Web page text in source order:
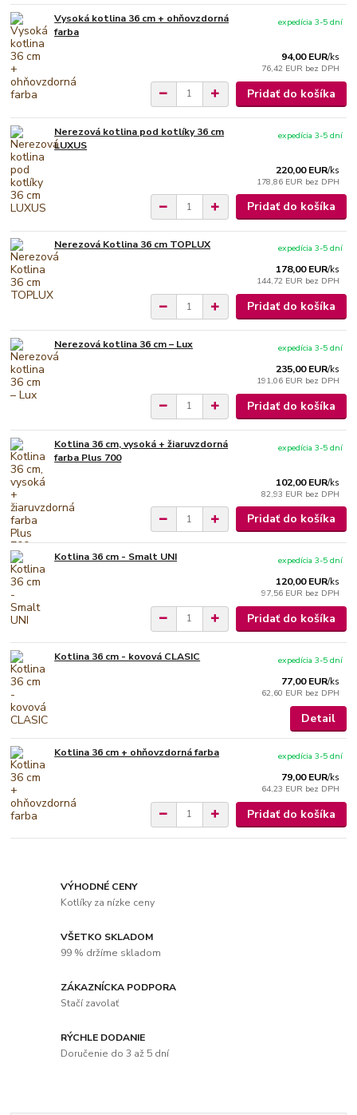
Vysoká kotlina 36 cm + ohňovzdorná
farba
94,00 EUR/ks
76,42 EUR bez DPH
expedícia 3-5 dní
Pridať do košíka
Nerezová kotlina pod kotlíky 36 cm
LUXUS
220,00 EUR/ks
178,86 EUR bez DPH
expedícia 3-5 dní
Pridať do košíka
Nerezová Kotlina 36 cm TOPLUX
178,00 EUR/ks
144,72 EUR bez DPH
expedícia 3-5 dní
Pridať do košíka
Nerezová kotlina 36 cm – Lux
235,00 EUR/ks
191,06 EUR bez DPH
expedícia 3-5 dní
Pridať do košíka
Kotlina 36 cm, vysoká + žiaruvzdorná
farba Plus 700
102,00 EUR/ks
82,93 EUR bez DPH
expedícia 3-5 dní
Pridať do košíka
Kotlina 36 cm - Smalt UNI
120,00 EUR/ks
97,56 EUR bez DPH
expedícia 3-5 dní
Pridať do košíka
Kotlina 36 cm - kovová CLASIC
77,00 EUR/ks
62,60 EUR bez DPH
expedícia 3-5 dní
Detail
Kotlina 36 cm + ohňovzdorná farba
79,00 EUR/ks
64,23 EUR bez DPH
expedícia 3-5 dní
Pridať do košíka
VÝHODNÉ CENY
Kotlíky za nízke ceny
VŠETKO SKLADOM
99 % držíme skladom
ZÁKAZNÍCKA PODPORA
Stačí zavolať
RÝCHLE DODANIE
Doručenie do 3 až 5 dní